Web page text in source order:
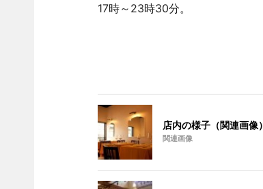
17時～23時30分。
店内の様子（関連画像）
関連画像